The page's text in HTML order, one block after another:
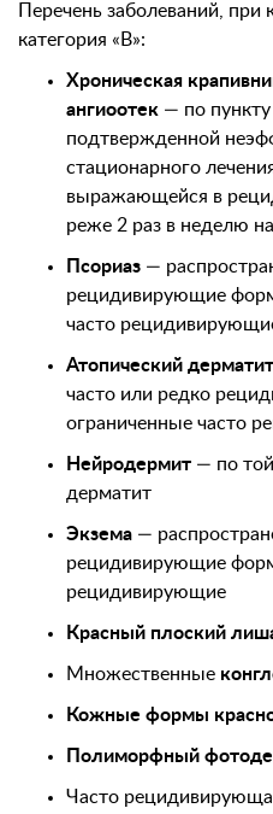
Перечень заболеваний,
категория «В»:
Хроническая
ангиоотек — по пункту
подтвержденной
стационарного
выражающейся в
реже 2 раз в неделю
Псориаз —
рецидивирующие
часто
Атопический дерматит
часто или редко
ограниченные часто
Нейродермит — по
дерматит
Экзема —
рецидивирующие
рецидивирующие
Красный плоский
Множественные
Кожные формы
Полиморфный
Часто